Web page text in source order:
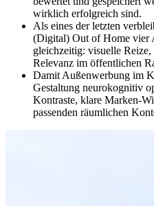
wirklich erfolgreich sind.
Als eines der letzten
(Digital) Out of Home vier
gleichzeitig: visuelle
Relevanz im öffentlichen
Damit Außenwerbung im
Gestaltung neurokognitiv
Kontraste, klare Marken-
passenden räumlichen